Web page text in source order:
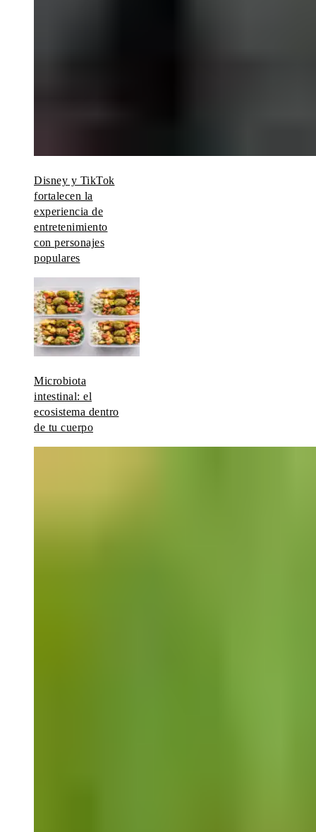
Disney y TikTok
fortalecen la
experiencia de
entretenimiento
con personajes
populares
Microbiota
intestinal: el
ecosistema dentro
de tu cuerpo